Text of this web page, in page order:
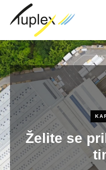
Želite se